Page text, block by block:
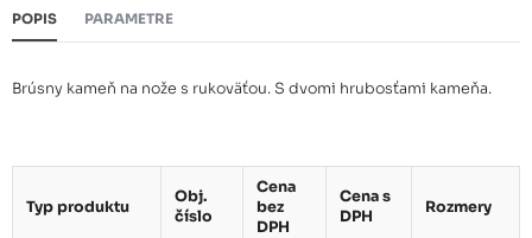
POPIS PARAMETRE
Brúsny kameň na nože s rukoväťou. S dvomi hrubosťami kameňa.
Typ produktu
Obj.
číslo
Cena
bez
DPH
Cena s
DPH
Rozmery